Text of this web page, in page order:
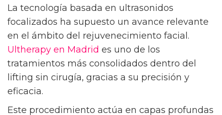
La tecnología basada en ultrasonidos
focalizados ha supuesto un avance relevante
en el ámbito del rejuvenecimiento facial.
Ultherapy en Madrid es uno de los
tratamientos más consolidados dentro del
lifting sin cirugía, gracias a su precisión y
eficacia.
Este procedimiento actúa en capas profundas